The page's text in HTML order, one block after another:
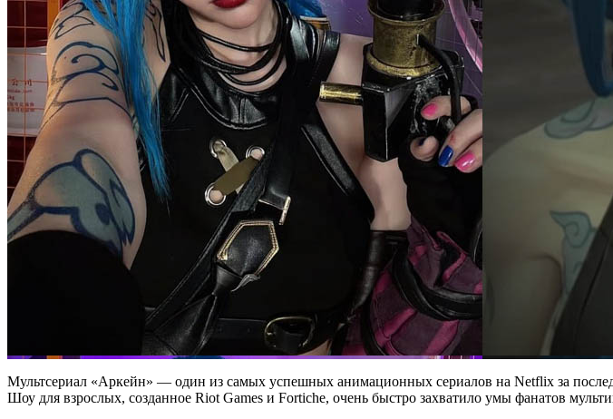
Мультсериал «Аркейн» — один из самых успешных анимационных сериалов на Netflix за
Шоу для взрослых, созданное Riot Games и Fortiche, очень быстро захватило умы фанатов